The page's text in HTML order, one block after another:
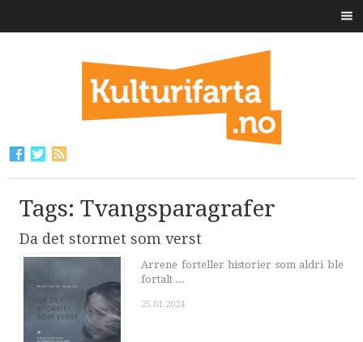
Tags: Tvangsparagrafer
Da det stormet som verst
Arrene forteller historier som aldri ble
fortalt ...
25.01.2024